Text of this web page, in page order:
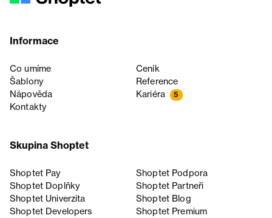
Informace
Co umíme
Ceník
Šablony
Reference
Nápověda
Kariéra 5
Kontakty
Skupina Shoptet
Shoptet Pay
Shoptet Podpora
Shoptet Doplňky
Shoptet Partneři
Shoptet Univerzita
Shoptet Blog
Shoptet Developers
Shoptet Premium